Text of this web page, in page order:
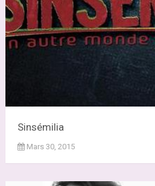
Sinsémilia
Mars 30, 2015